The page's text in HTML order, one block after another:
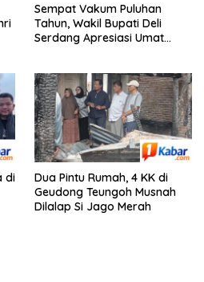
Sempat Vakum Puluhan
Tahun, Wakil Bupati Deli
Serdang Apresiasi Umat
di
Dua Pintu Rumah, 4 KK di
Geudong Teungoh Musnah
Dilalap Si Jago Merah